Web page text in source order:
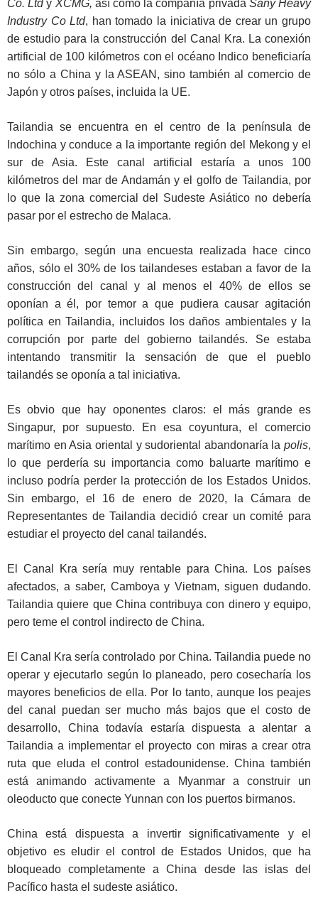
Co. Ltd y XCMG, así como la compañía privada Sany Heavy
Industry Co Ltd, han tomado la iniciativa de crear un grupo
de estudio para la construcción del Canal Kra. La conexión
artificial de 100 kilómetros con el océano Indico beneficiaría
no sólo a China y la ASEAN, sino también al comercio de
Japón y otros países, incluida la UE.
Tailandia se encuentra en el centro de la península de
Indochina y conduce a la importante región del Mekong y el
sur de Asia. Este canal artificial estaría a unos 100
kilómetros del mar de Andamán y el golfo de Tailandia, por
lo que la zona comercial del Sudeste Asiático no debería
pasar por el estrecho de Malaca.
Sin embargo, según una encuesta realizada hace cinco
años, sólo el 30% de los tailandeses estaban a favor de la
construcción del canal y al menos el 40% de ellos se
oponían a él, por temor a que pudiera causar agitación
política en Tailandia, incluidos los daños ambientales y la
corrupción por parte del gobierno tailandés. Se estaba
intentando transmitir la sensación de que el pueblo
tailandés se oponía a tal iniciativa.
Es obvio que hay oponentes claros: el más grande es
Singapur, por supuesto. En esa coyuntura, el comercio
marítimo en Asia oriental y sudoriental abandonaría la polis,
lo que perdería su importancia como baluarte marítimo e
incluso podría perder la protección de los Estados Unidos.
Sin embargo, el 16 de enero de 2020, la Cámara de
Representantes de Tailandia decidió crear un comité para
estudiar el proyecto del canal tailandés.
El Canal Kra sería muy rentable para China. Los países
afectados, a saber, Camboya y Vietnam, siguen dudando.
Tailandia quiere que China contribuya con dinero y equipo,
pero teme el control indirecto de China.
El Canal Kra sería controlado por China. Tailandia puede no
operar y ejecutarlo según lo planeado, pero cosecharía los
mayores beneficios de ella. Por lo tanto, aunque los peajes
del canal puedan ser mucho más bajos que el costo de
desarrollo, China todavía estaría dispuesta a alentar a
Tailandia a implementar el proyecto con miras a crear otra
ruta que eluda el control estadounidense. China también
está animando activamente a Myanmar a construir un
oleoducto que conecte Yunnan con los puertos birmanos.
China está dispuesta a invertir significativamente y el
objetivo es eludir el control de Estados Unidos, que ha
bloqueado completamente a China desde las islas del
Pacífico hasta el sudeste asiático.